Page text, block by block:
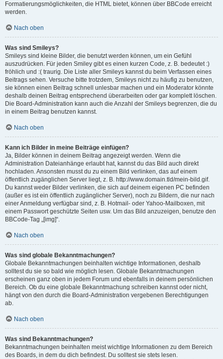
Formatierungsmöglichkeiten, die HTML bietet, können über BBCode erreicht
werden.
Nach oben
Was sind Smileys?
Smileys sind kleine Bilder, die benutzt werden können, um ein Gefühl
auszudrücken. Für jeden Smiley gibt es einen kurzen Code, z. B. bedeutet :)
fröhlich und :( traurig. Die Liste aller Smileys kannst du beim Verfassen eines
Beitrags sehen. Versuche bitte trotzdem, Smileys nicht zu häufig zu benutzen,
sie können einen Beitrag schnell unlesbar machen und ein Moderator könnte
deshalb deinen Beitrag entsprechend überarbeiten oder gar komplett löschen.
Die Board-Administration kann auch die Anzahl der Smileys begrenzen, die du
in einem Beitrag benutzen kannst.
Nach oben
Kann ich Bilder in meine Beiträge einfügen?
Ja, Bilder können in deinem Beitrag angezeigt werden. Wenn die
Administration Dateianhänge erlaubt hat, kannst du das Bild auch direkt
hochladen. Ansonsten musst du zu einem Bild verlinken, das auf einem
öffentlich zugänglichen Server liegt, z. B. http://www.domain.tld/mein-bild.gif.
Du kannst weder Bilder verlinken, die sich auf deinem eigenen PC befinden
(außer es ist ein öffentlich zugänglicher Server), noch zu Bildern, die nur nach
einer Anmeldung verfügbar sind, z. B. Hotmail- oder Yahoo-Mailboxen, mit
einem Passwort geschützte Seiten usw. Um das Bild anzuzeigen, benutze den
BBCode-Tag „[img]“.
Nach oben
Was sind globale Bekanntmachungen?
Globale Bekanntmachungen beinhalten wichtige Informationen, deshalb
solltest du sie so bald wie möglich lesen. Globale Bekanntmachungen
erscheinen ganz oben in jedem Forum und ebenfalls in deinem persönlichen
Bereich. Ob du eine globale Bekanntmachung schreiben kannst oder nicht,
hängt von den durch die Board-Administration vergebenen Berechtigungen
ab.
Nach oben
Was sind Bekanntmachungen?
Bekanntmachungen beinhalten meist wichtige Informationen zu dem Bereich
des Boards, in dem du dich befindest. Du solltest sie stets lesen.